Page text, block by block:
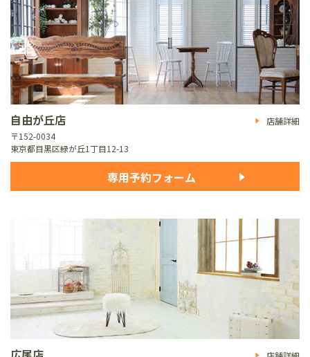
自由が丘店
店舗詳細
〒152-0034
東京都目黒区緑が丘1丁目12-13
専用予約フォーム